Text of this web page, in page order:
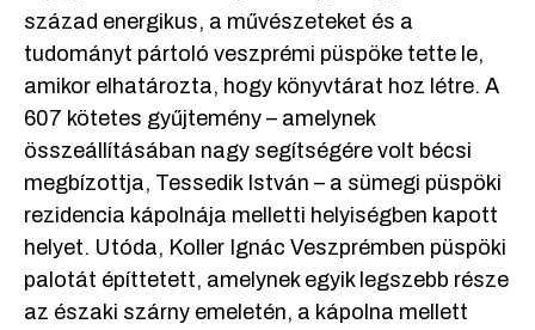
század energikus, a művészeteket és a
tudományt pártoló veszprémi püspöke tette le,
amikor elhatározta, hogy könyvtárat hoz létre. A
607 kötetes gyűjtemény – amelynek
összeállításában nagy segítségére volt bécsi
megbízottja, Tessedik István – a sümegi püspöki
rezidencia kápolnája melletti helyiségben kapott
helyet. Utóda, Koller Ignác Veszprémben püspöki
palotát építtetett, amelynek egyik legszebb része
az északi szárny emeletén, a kápolna mellett